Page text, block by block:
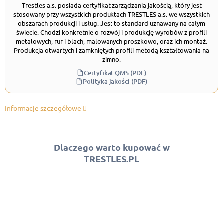
Trestles a.s. posiada certyfikat zarządzania jakością, który jest
stosowany przy wszystkich produktach TRESTLES a.s. we wszystkich
obszarach produkcji i usług. Jest to standard uznawany na całym
świecie. Chodzi konkretnie o rozwój i produkcję wyrobów z profili
metalowych, rur i blach, malowanych proszkowo, oraz ich montaż.
Produkcja otwartych i zamkniętych profili metodą kształtowania na
zimno.
Certyfikat QMS (PDF)
Polityka jakości (PDF)
Informacje szczegółowe
Dlaczego warto kupować w
TRESTLES.PL